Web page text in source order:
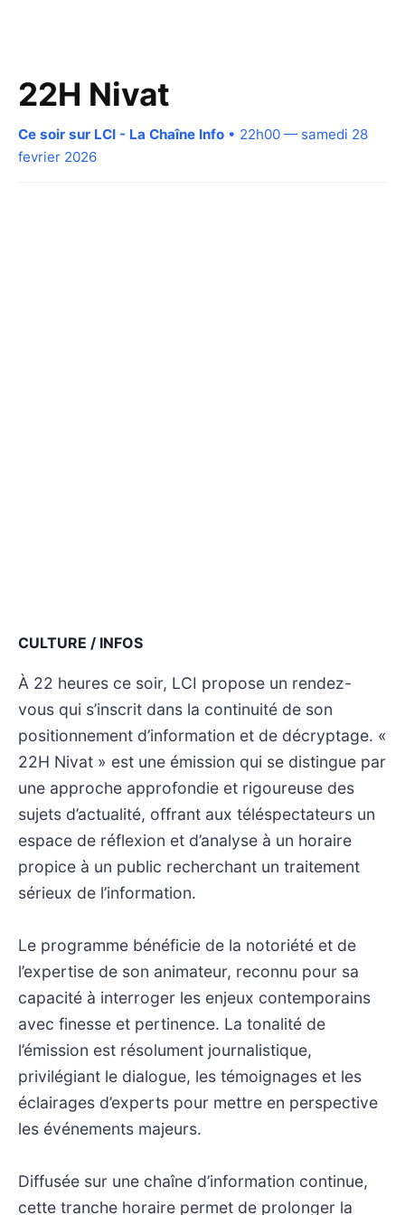
22H Nivat
Ce soir sur LCI - La Chaîne Info • 22h00 — samedi 28
fevrier 2026
CULTURE / INFOS
À 22 heures ce soir, LCI propose un rendez-
vous qui s’inscrit dans la continuité de son
positionnement d’information et de décryptage. «
22H Nivat » est une émission qui se distingue par
une approche approfondie et rigoureuse des
sujets d’actualité, offrant aux téléspectateurs un
espace de réflexion et d’analyse à un horaire
propice à un public recherchant un traitement
sérieux de l’information.
Le programme bénéficie de la notoriété et de
l’expertise de son animateur, reconnu pour sa
capacité à interroger les enjeux contemporains
avec finesse et pertinence. La tonalité de
l’émission est résolument journalistique,
privilégiant le dialogue, les témoignages et les
éclairages d’experts pour mettre en perspective
les événements majeurs.
Diffusée sur une chaîne d’information continue,
cette tranche horaire permet de prolonger la